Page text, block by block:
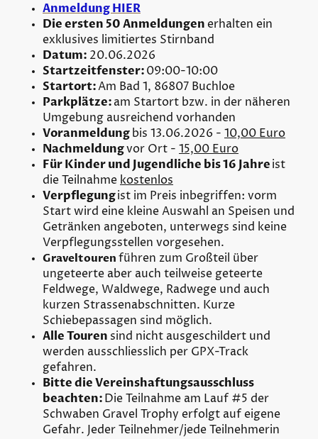
Anmeldung HIER
Die ersten 50 Anmeldungenerhalten ein
exklusives limitiertes Stirnband
Datum: 20.06.2026
Startzeitfenster:09:00-10:00
Startort:Am Bad 1, 86807 Buchloe
Parkplätze:am Startort bzw. in der näheren
Umgebung ausreichend vorhanden
Voranmeldungbis 13.06.2026 - 10,00 Euro
Nachmeldungvor Ort - 15,00 Euro
Für Kinder und Jugendliche bis 16 Jahreist
die Teilnahme kostenlos
Verpflegungist im Preis inbegriffen: vorm
Start wird eine kleine Auswahl an Speisen und
Getränken angeboten, unterwegs sind keine
Verpflegungsstellen vorgesehen.
Graveltouren führen zum Großteil über
ungeteerte aber auch teilweise geteerte
Feldwege, Waldwege, Radwege und auch
kurzen Strassenabschnitten. Kurze
Schiebepassagen sind möglich.
Alle Touren sind nicht ausgeschildert und
werden ausschliesslich per GPX-Track
gefahren.
Bitte die Vereinshaftungsausschluss
beachten:Die Teilnahme am Lauf #5 der
Schwaben Gravel Trophy erfolgt auf eigene
Gefahr. Jeder Teilnehmer/jede Teilnehmerin